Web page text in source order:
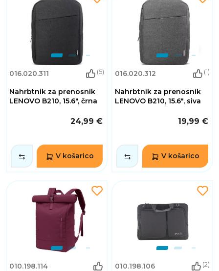
016.020.311 (5)
Nahrbtnik za prenosnik
LENOVO B210, 15.6", črna
24,99 €
V košarico
016.020.312 (1)
Nahrbtnik za prenosnik
LENOVO B210, 15.6", siva
19,99 €
V košarico
010.198.114 010.198.106 (2)